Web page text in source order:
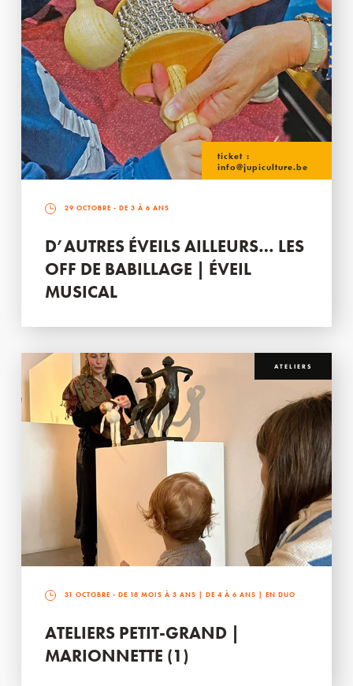
ticket :
info@jupiculture.be
29 OCTOBRE - DE 3 À 6 ANS
D’AUTRES ÉVEILS AILLEURS… LES
OFF DE BABILLAGE | ÉVEIL
MUSICAL
ATELIERS
31 OCTOBRE - DE 18 MOIS À 3 ANS | DE 4 À 6 ANS | EN DUO
ATELIERS PETIT-GRAND |
MARIONNETTE (1)